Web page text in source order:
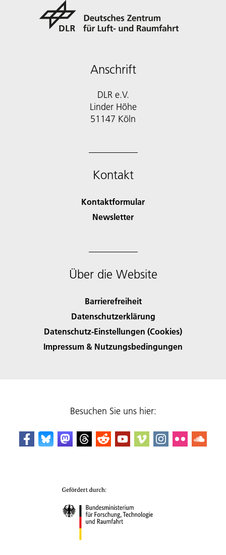
Anschrift
DLR e.V.
Linder Höhe
51147 Köln
Kontakt
Kontaktformular
Newsletter
Über die Website
Barrierefreiheit
Datenschutzerklärung
Datenschutz-Einstellungen (Cookies)
Impressum & Nutzungsbedingungen
Besuchen Sie uns hier: